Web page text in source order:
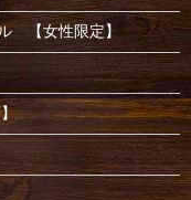
【女性限定】